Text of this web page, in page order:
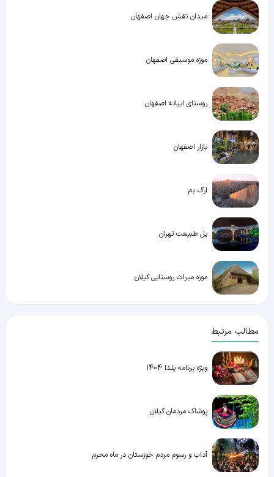
میدان نقش جهان اصفهان
موزه موسیقی اصفهان
روستای ابیانه اصفهان
بازار اصفهان
ارگ بم
پل طبیعت تهران
موزه میراث روستایی گیلان
مطالب مرتبط
ویژه برنامه یلدا 1404
پوشاک مردمان گیلان
آداب و رسوم مردم خوزستان در ماه محرم